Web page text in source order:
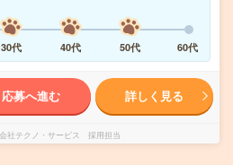
30代 40代 50代 60代
応募へ進む 詳しく見る
社テクノ・サービス 採用担当